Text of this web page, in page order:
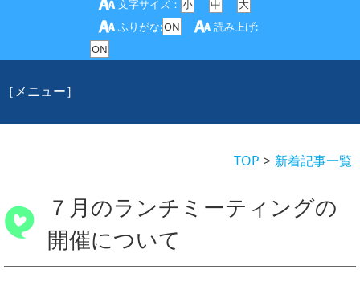
文字サイズ： 小 中
大
ふりがな:ON
読み上げ:
ON
［メニュー］
TOP 新着記事一覧
７月のランチミーティングの
開催について